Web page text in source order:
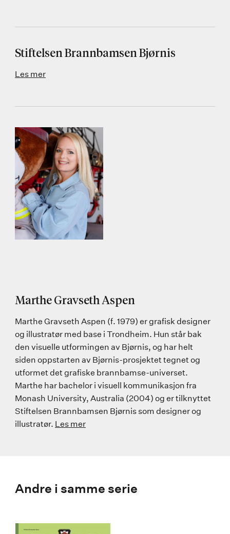
Stiftelsen Brannbamsen Bjørnis
Les mer
Marthe Gravseth Aspen
Marthe Gravseth Aspen (f. 1979) er grafisk designer
og illustratør med base i Trondheim. Hun står bak
den visuelle utformingen av Bjørnis, og har helt
siden oppstarten av Bjørnis-prosjektet tegnet og
utformet det grafiske brannbamse-universet.
Marthe har bachelor i visuell kommunikasjon fra
Monash University, Australia (2004) og er tilknyttet
Stiftelsen Brannbamsen Bjørnis som designer og
illustratør. Les mer
Andre i samme serie